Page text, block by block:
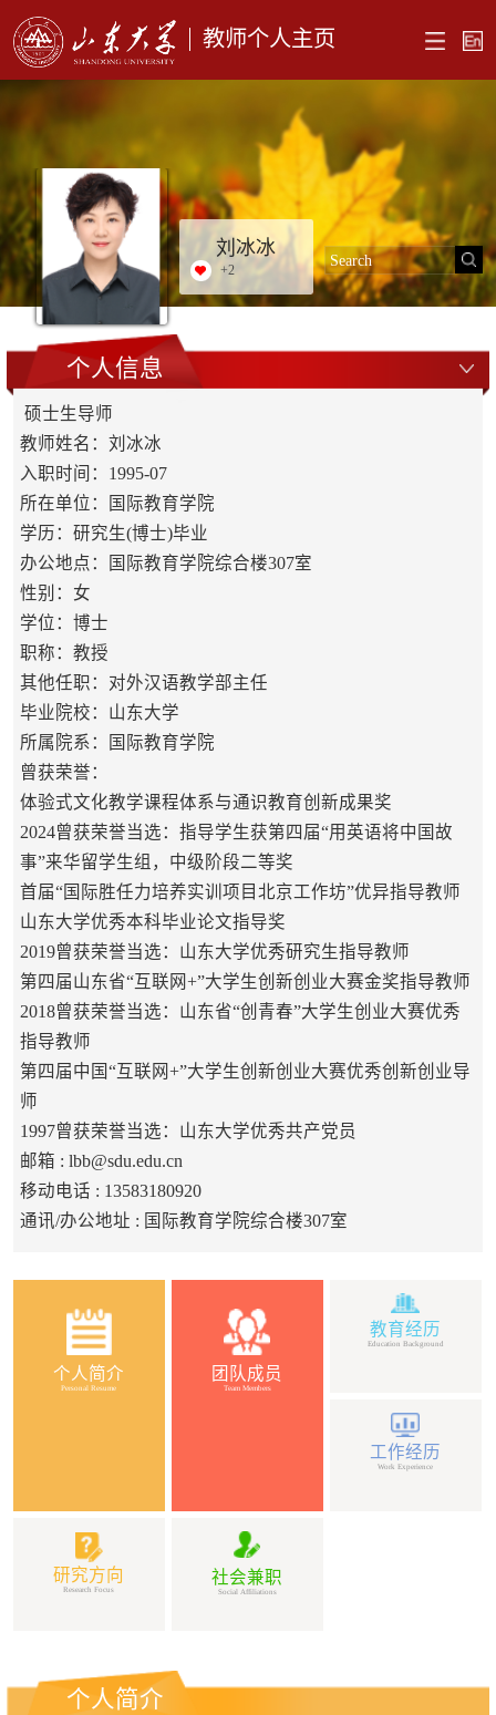
教师个人主页
刘冰冰
+2
个人信息
硕士生导师
教师姓名：刘冰冰
入职时间：1995-07
所在单位：国际教育学院
学历：研究生(博士)毕业
办公地点：国际教育学院综合楼307室
性别：女
学位：博士
职称：教授
其他任职：对外汉语教学部主任
毕业院校：山东大学
所属院系：国际教育学院
曾获荣誉：
体验式文化教学课程体系与通识教育创新成果奖
2024曾获荣誉当选：指导学生获第四届“用英语将中国故
事”来华留学生组，中级阶段二等奖
首届“国际胜任力培养实训项目北京工作坊”优异指导教师
山东大学优秀本科毕业论文指导奖
2019曾获荣誉当选：山东大学优秀研究生指导教师
第四届山东省“互联网+”大学生创新创业大赛金奖指导教师
2018曾获荣誉当选：山东省“创青春”大学生创业大赛优秀
指导教师
第四届中国“互联网+”大学生创新创业大赛优秀创新创业导
师
1997曾获荣誉当选：山东大学优秀共产党员
邮箱 : lbb@sdu.edu.cn
移动电话 : 13583180920
通讯/办公地址 : 国际教育学院综合楼307室
个人简介
Personal Resume
团队成员
Team Members
教育经历
Education Background
工作经历
Work Experience
研究方向
Research Focus
社会兼职
Social Affiliations
个人简介